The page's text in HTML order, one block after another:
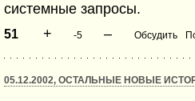
системные запросы.
51 + -5 – Обсудить
05.12.2002, ОСТАЛЬНЫЕ НОВЫЕ